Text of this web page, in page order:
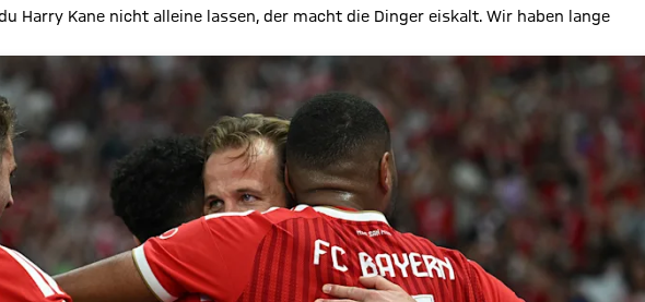
Harry Kane nicht alleine lassen, der macht die Dinger eiskalt. Wir haben lange